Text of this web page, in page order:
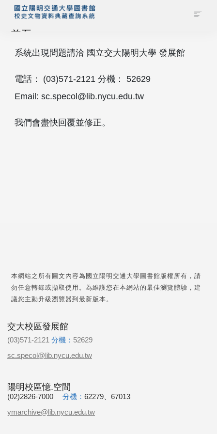
首頁
藏品查詢
藏品清單全覽
系統出現問題請洽 國立交大陽明大學 發展館
電話： (03)571‐2121 分機： 52629
Email: sc.specol@lib.nycu.edu.tw
我們會盡快回覆並修正。
本網站之所有圖文內容為國立陽明交通大學圖書館版權所有，請
勿任意轉錄或擷取使用。為維護您在本網站的最佳瀏覽體驗，建
議您主動升級瀏覽器到最新版本。
交大校區發展館
(03)571-2121 分機： 52629
sc.specol@lib.nycu.edu.tw
陽明校區憶.空間
(02)2826-7000 分機： 62279、67013
ymarchive@lib.nycu.edu.tw